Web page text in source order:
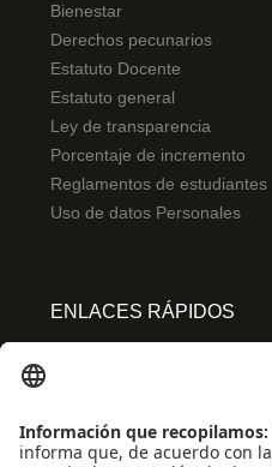
Bienestar
Derechos pecunarios
Estatuto Docente
Estatuto general
Ley de transparencia
Porcentaje de incremento
Reglamentos de estudiantes
Uso de datos Personales
ENLACES RÁPIDOS
Convivencia y transparencia
Emergencias: Extensión 0000